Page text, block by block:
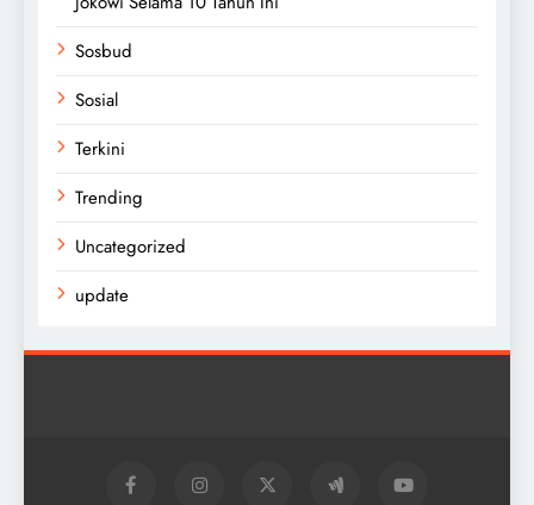
Sosbud
Sosial
Terkini
Trending
Uncategorized
update